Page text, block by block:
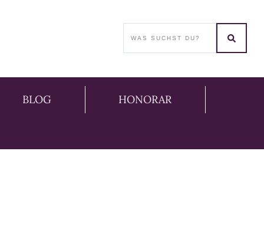
BLOG
HONORAR